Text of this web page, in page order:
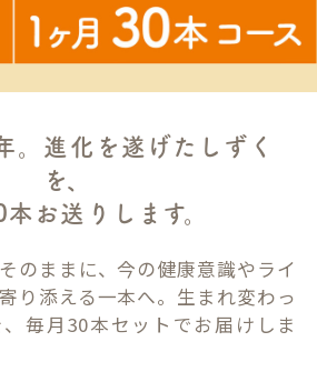
。進化を遂げたしずく
を、
お送りします。
のままに、今の健康意識やライ
り添える一本へ。生まれ変わっ
毎月30本セットでお届けしま